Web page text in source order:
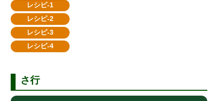
レシピ-1
レシピ-2
レシピ-3
レシピ-4
さ行